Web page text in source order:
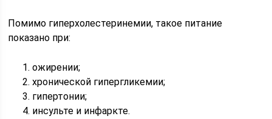
Помимо гиперхолестеринемии, такое питание
показано при:
ожирении;
хронической гипергликемии;
гипертонии;
инсульте и инфаркте.